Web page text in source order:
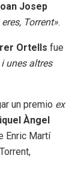
Josep
Torrent».
Ortells fue
unes altres
un premio ex
Àngel
Enric Martí